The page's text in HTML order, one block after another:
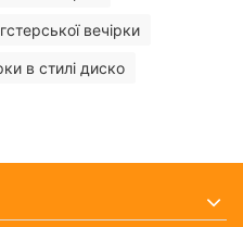
вечірки
в стилі диско